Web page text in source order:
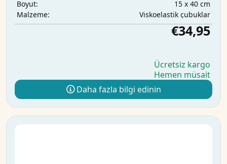
Boyut:
15 x 40 cm
Malzeme:
Viskoelastik çubuklar
€34,95
Ücretsiz kargo
Hemen müsait
Daha fazla bilgi edinin